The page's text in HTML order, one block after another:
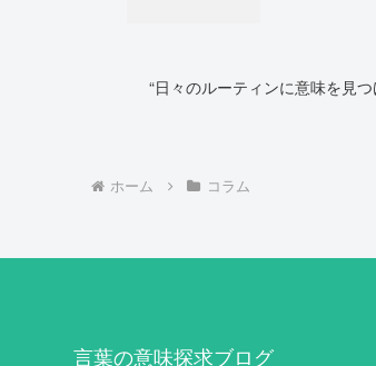
“日々のルーティンに意味を見
ホーム コラム
言葉の意味探求ブログ